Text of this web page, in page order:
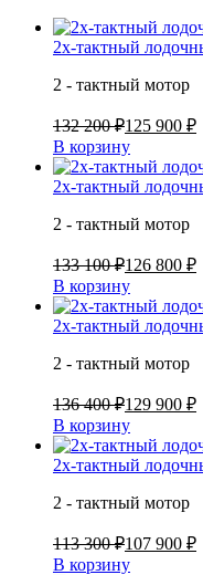
2х-тактный
2 - тактный мотор
132 200 ₽125 900 ₽
В корзину
2х-тактный
2 - тактный мотор
133 100 ₽126 800 ₽
В корзину
2х-тактный
2 - тактный мотор
136 400 ₽129 900 ₽
В корзину
2х-тактный
2 - тактный мотор
113 300 ₽107 900 ₽
В корзину